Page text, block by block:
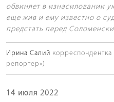
обвиняет в изнасиловании
еще жив и ему известно о
предстать перед
Ирина Салий
репортер»)
14 июля 2022